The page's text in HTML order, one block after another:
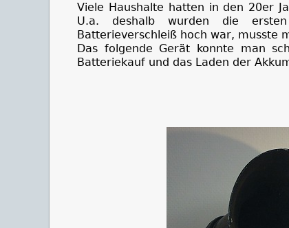
Viele Haushalte hatten in den 20er
U.a. deshalb wurden die
Batterieverschleiß hoch war, musste
Das folgende Gerät konnte man
Batteriekauf und das Laden der